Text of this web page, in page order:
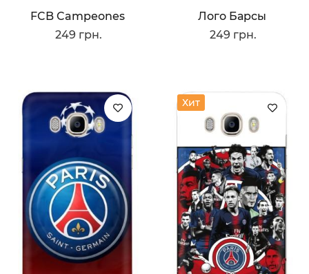
FCB Campeones
249 грн.
Лого Барсы
249 грн.
Хит